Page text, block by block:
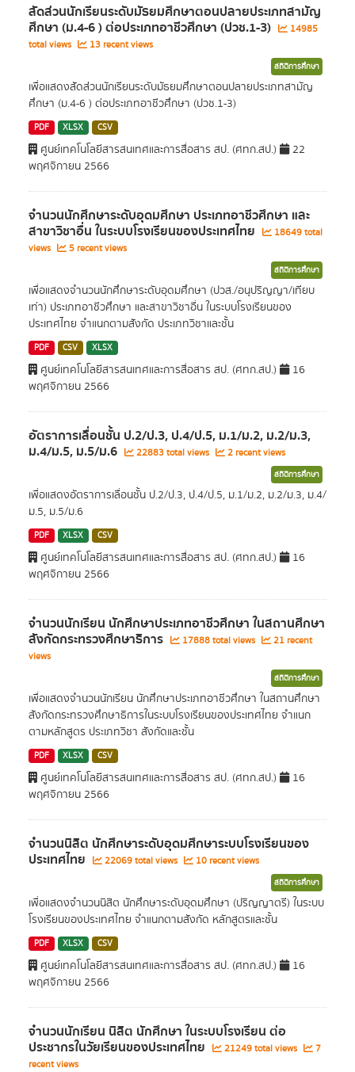
สัดส่วนนักเรียนระดับมัธยมศึกษาตอนปลายประเภทสามัญ
ศึกษา (ม.4-6 ) ต่อประเภทอาชีวศึกษา (ปวช.1-3)
14985
total views
13 recent views
สถิติการศึกษา
เพื่อแสดงสัดส่วนนักเรียนระดับมัธยมศึกษาตอนปลายประเภทสามัญ
ศึกษา (ม.4-6 ) ต่อประเภทอาชีวศึกษา (ปวช.1-3)
PDF XLSX CSV
ศูนย์เทคโนโลยีสารสนเทศและการสื่อสาร สป. (ศทก.สป.)
22
พฤศจิกายน 2566
จำนวนนักศึกษาระดับอุดมศึกษา ประเภทอาชีวศึกษา และ
สาขาวิชาอื่น ในระบบโรงเรียนของประเทศไทย
18649 total
views
5 recent views
สถิติการศึกษา
เพื่อแสดงจำนวนนักศึกษาระดับอุดมศึกษา (ปวส./อนุปริญญา/เทียบ
เท่า) ประเภทอาชีวศึกษา และสาขาวิชาอื่น ในระบบโรงเรียนของ
ประเทศไทย จำแนกตามสังกัด ประเภทวิชาและชั้น
PDF CSV XLSX
ศูนย์เทคโนโลยีสารสนเทศและการสื่อสาร สป. (ศทก.สป.)
16
พฤศจิกายน 2566
อัตราการเลื่อนชั้น ป.2/ป.3, ป.4/ป.5, ม.1/ม.2, ม.2/ม.3,
ม.4/ม.5, ม.5/ม.6 22883 total views 2 recent views
สถิติการศึกษา
เพื่อแสดงอัตราการเลื่อนชั้น ป.2/ป.3, ป.4/ป.5, ม.1/ม.2, ม.2/ม.3, ม.4/
ม.5, ม.5/ม.6
PDF XLSX CSV
ศูนย์เทคโนโลยีสารสนเทศและการสื่อสาร สป. (ศทก.สป.)
16
พฤศจิกายน 2566
จำนวนนักเรียน นักศึกษาประเภทอาชีวศึกษา ในสถานศึกษา
สังกัดกระทรวงศึกษาธิการ 17888 total views
21 recent
views
สถิติการศึกษา
เพื่อแสดงจำนวนนักเรียน นักศึกษาประเภทอาชีวศึกษา ในสถานศึกษา
สังกัดกระทรวงศึกษาธิการในระบบโรงเรียนของประเทศไทย จำแนก
ตามหลักสูตร ประเภทวิชา สังกัดและชั้น
PDF XLSX CSV
ศูนย์เทคโนโลยีสารสนเทศและการสื่อสาร สป. (ศทก.สป.)
16
พฤศจิกายน 2566
จำนวนนิสิต นักศึกษาระดับอุดมศึกษาระบบโรงเรียนของ
ประเทศไทย 22069 total views 10 recent views
สถิติการศึกษา
เพื่อแสดงจำนวนนิสิต นักศึกษาระดับอุดมศึกษา (ปริญญาตรี) ในระบบ
โรงเรียนของประเทศไทย จำแนกตามสังกัด หลักสูตรและชั้น
PDF XLSX CSV
ศูนย์เทคโนโลยีสารสนเทศและการสื่อสาร สป. (ศทก.สป.)
16
พฤศจิกายน 2566
จำนวนนักเรียน นิสิต นักศึกษา ในระบบโรงเรียน ต่อ
ประชากรในวัยเรียนของประเทศไทย 21249 total views
7
recent views